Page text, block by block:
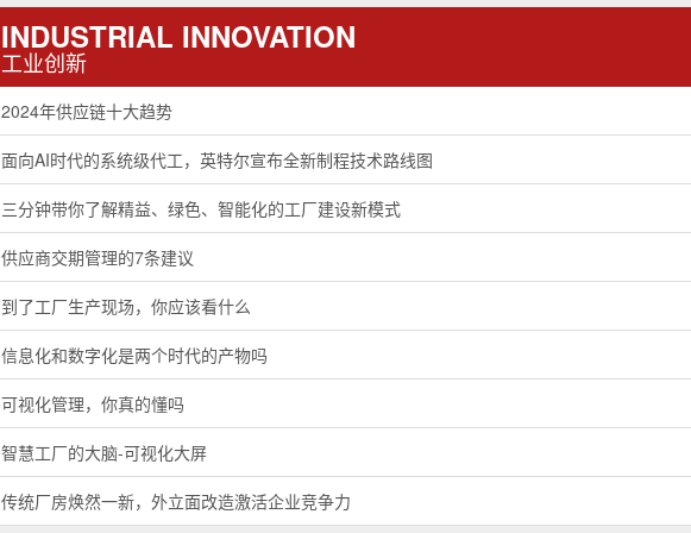
INDUSTRIAL INNOVATION
工业创新
2024年供应链十大趋势
面向AI时代的系统级代工，英特尔宣布全新制程技术路线图
三分钟带你了解精益、绿色、智能化的工厂建设新模式
供应商交期管理的7条建议
到了工厂生产现场，你应该看什么
信息化和数字化是两个时代的产物吗
可视化管理，你真的懂吗
智慧工厂的大脑-可视化大屏
传统厂房焕然一新，外立面改造激活企业竞争力